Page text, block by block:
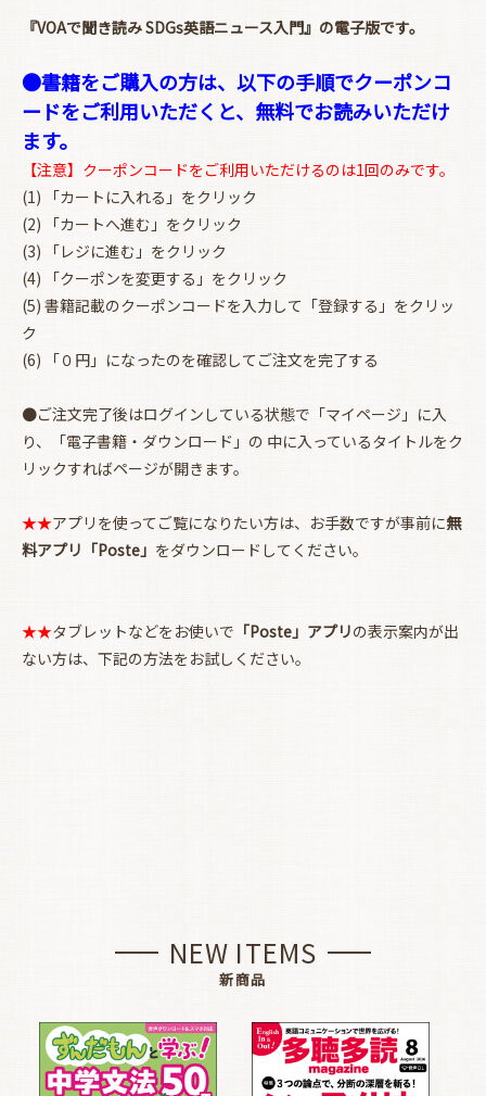
お買い物を続ける カートへ進む
『VOAで聞き読み SDGs英語ニュース入門』の電子版です。
●書籍をご購入の方は、以下の手順でクーポンコ
ードをご利用いただくと、無料でお読みいただけ
ます。
【注意】クーポンコードをご利用いただけるのは1回のみです。
(1) 「カートに入れる」をクリック
(2) 「カートへ進む」をクリック
(3) 「レジに進む」をクリック
(4) 「クーポンを変更する」をクリック
(5) 書籍記載のクーポンコードを入力して「登録する」をクリッ
ク
(6) 「０円」になったのを確認してご注文を完了する
●ご注文完了後はログインしている状態で「マイページ」に入
り、「電子書籍・ダウンロード」の 中に入っているタイトルをク
リックすればページが開きます。
★★アプリを使ってご覧になりたい方は、お手数ですが事前に無
料アプリ「Poste」 をダウンロードしてください。
★★タブレットなどをお使いで 「Poste」アプリの表示案内が出
ない方は、下記の方法をお試しください。
NEW ITEMS
新商品